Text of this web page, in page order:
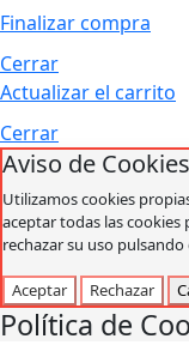
Finalizar compra
Cerrar
Actualizar el carrito
Cerrar
Aviso de Cookies
Utilizamos cookies
aceptar todas las
rechazar su uso
Aceptar Rechazar
Política de